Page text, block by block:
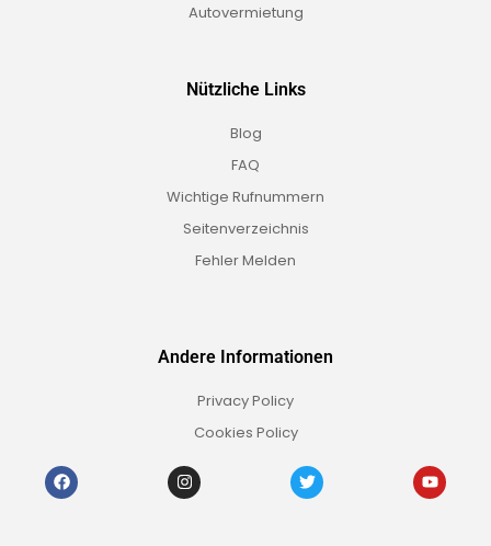
Autovermietung
Nützliche Links
Blog
FAQ
Wichtige Rufnummern
Seitenverzeichnis
Fehler Melden
Andere Informationen
Privacy Policy
Cookies Policy